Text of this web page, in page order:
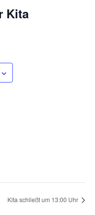
Kita
Kita schließt um 13:00 Uhr